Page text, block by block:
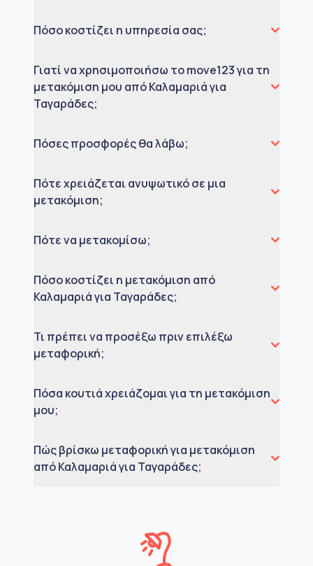
Πόσο κοστίζει η υπηρεσία σας;
Γιατί να χρησιμοποιήσω το move123 για τη
μετακόμιση μου από Καλαμαριά για
Ταγαράδες;
Πόσες προσφορές θα λάβω;
Πότε χρειάζεται ανυψωτικό σε μια
μετακόμιση;
Πότε να μετακομίσω;
Πόσο κοστίζει η μετακόμιση από
Καλαμαριά για Ταγαράδες;
Τι πρέπει να προσέξω πριν επιλέξω
μεταφορική;
Πόσα κουτιά χρειάζομαι για τη μετακόμιση
μου;
Πώς βρίσκω μεταφορική για μετακόμιση
από Καλαμαριά για Ταγαράδες;